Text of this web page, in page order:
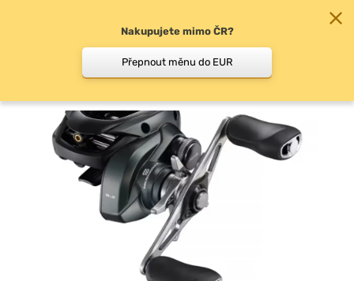
Baitcast odhozové
Nakupujete mimo ČR?
Přepnout měnu do EUR